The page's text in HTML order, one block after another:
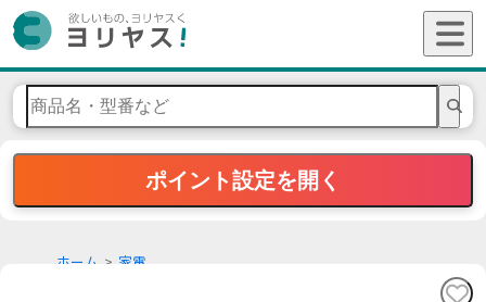
ポイント設定を開く
ホーム 家電